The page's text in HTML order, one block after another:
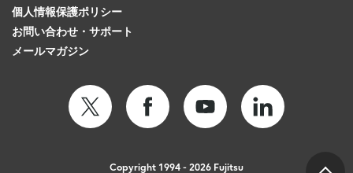
個人情報保護ポリシー
お問い合わせ・サポート
メールマガジン
Copyright 1994 - 2026 Fujitsu